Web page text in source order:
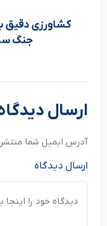
کشاورزی دقیق
جنگ
ارسال
آدرس ایمیل شما
ارسال دیدگاه